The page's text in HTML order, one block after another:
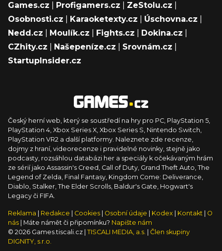
Games.cz
Profigamers.cz ZeStolu.cz
Osobnosti.cz
Karaoketexty.cz Úschovna.cz
Nedd.cz
Moulík.cz Fights.cz Dokina.cz
CZhity.cz
Našepeníze.cz Srovnám.cz
StartupInsider.cz
Český herní web, který se soustředí na hry pro PC, PlayStation 5,
PlayStation 4, Xbox Series X, Xbox Series S, Nintendo Switch,
PlayStation VR2 a další platformy. Naleznete zde recenze,
dojmy z hraní, videorecenze i pravidelné novinky, stejně jako
podcasty, rozsáhlou databázi her a speciály k očekávaným hrám
ze sérií jako Assassin's Creed, Call of Duty, Grand Theft Auto, The
Legend of Zelda, Final Fantasy, Kingdom Come: Deliverance,
Diablo, Stalker, The Elder Scrolls, Baldur's Gate, Hogwart's
Legacy či FIFA.
Reklama Redakce Cookies Osobní údaje Kodex Kontakt
O
nás
| Máte námět či připomínku? Napište nám
© 2026 Games.tiscali.cz | TISCALI MEDIA, a.s.
Člen skupiny
DIGNITY, s.r.o.